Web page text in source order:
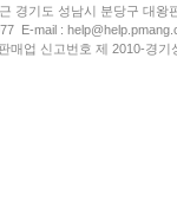
경기도 성남시 분당구 대왕
E-mail :
매업 신고번호 제 2010-경